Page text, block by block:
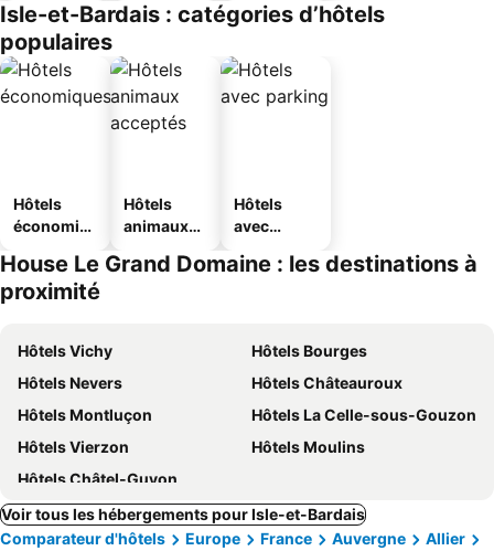
Isle-et-Bardais : catégories d’hôtels
populaires
Hôtels
économiq
Hôtels
animaux
Hôtels
avec
House Le Grand Domaine : les destinations à
proximité
Hôtels Vichy
Hôtels Bourges
Hôtels Nevers
Hôtels Châteauroux
Hôtels Montluçon
Hôtels La Celle-sous-Gouzon
Hôtels Vierzon
Hôtels Moulins
Hôtels Châtel-Guyon
Voir tous les hébergements pour Isle-et-Bardais
Comparateur d'hôtels
Europe France Auvergne
Allier